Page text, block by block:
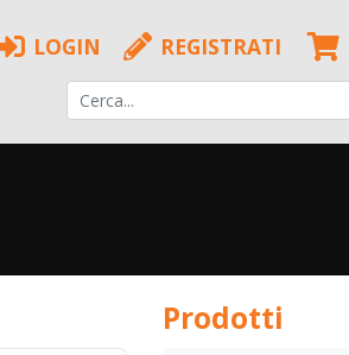
LOGIN REGISTRATI
Prodotti